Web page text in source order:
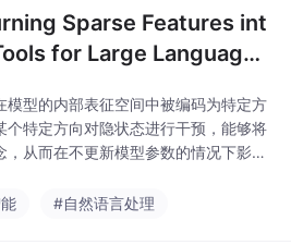
Sparse Features int
for Large Language
模型的内部表征空间中被编码为特定方
个特定方向对隐状态进行干预，能够将
从而在不更新模型参数的情况下影响
单个方向可以与更具体的行为或语义属
#自然语言处理